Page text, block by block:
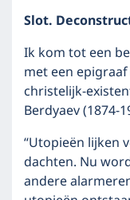
Slot.
Ik kom tot een
met een epigraaf
christelijk-
Berdyaev (1874-
“Utopieën lijken
dachten. Nu
andere